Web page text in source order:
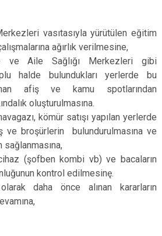
vasıtasıyla yürütülen eğitim
ağırlık verilmesine,
ve Aile Sağlığı Merkezleri gibi
halde bulundukları yerlerde bu
afiş ve kamu spotlarından
oluşturulmasına.
kömür satışı yapılan yerlerde
broşürlerin bulundurulmasına ve
(şofben kombi vb) ve bacaların
kontrol edilmesinę.
daha önce alınan kararların